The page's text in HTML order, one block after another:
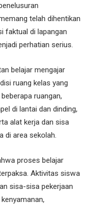
telah dihentikan
faktual di lapangan
perhatian serius.
belajar mengajar
ruang kelas yang
ruangan,
di lantai dan dinding,
alat kerja dan sisa
di area sekolah.
proses belajar
Aktivitas siswa
sisa-sisa pekerjaan